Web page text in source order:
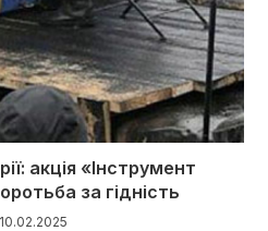
акція «Інструмент
за гідність
10.02.2025